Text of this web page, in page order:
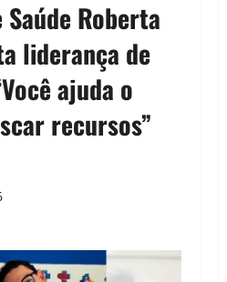
Roberta
liderança de
ajuda o
recursos”